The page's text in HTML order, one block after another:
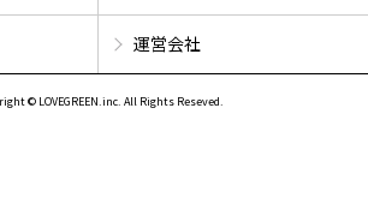
運営会社
© LOVEGREEN.inc. All Rights Reseved.